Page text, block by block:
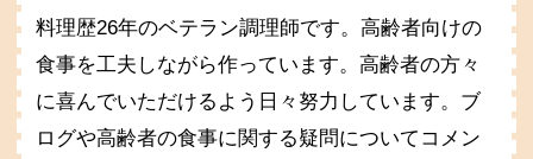
料理歴26年のベテラン調理師です。高齢者向けの
食事を工夫しながら作っています。高齢者の方々
に喜んでいただけるよう日々努力しています。ブ
ログや高齢者の食事に関する疑問についてコメン